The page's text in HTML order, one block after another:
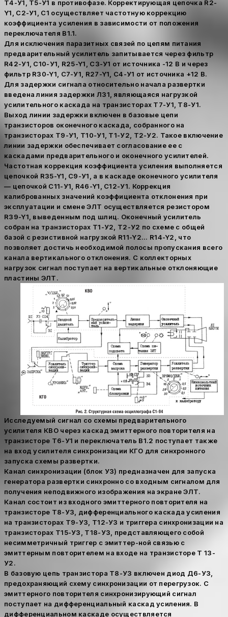
Т4-У1, Т5-У1 в противофазе. Корректирующая цепочка R2-
Y1, С2-У1, С1 осуществляет частотную коррекцию
коэффициента усиления в зависимости от положения
переключателя В1.1.
Для исключения паразитных связей по цепям питания
предварительный усилитель запитывается через фильтр
R42-У1, С10-У1, R25-Y1, СЗ-У1 от источника -12 В и через
фильтр R30-Y1, С7-У1, R27-Y1, С4-У1 от источника +12 В.
Для задержки сигнала относительно начала развертки
введена линия задержки Л31, являющаяся нагрузкой
усилительного каскада на транзисторах Т7-У1, Т8-У1.
Выход линии задержки включен в базовые цепи
транзисторов оконечного каскада, собранного на
транзисторах Т9-У1, Т10-У1, Т1-У2, Т2-У2. Такое включение
линии задержки обеспечивает согласование ее с
каскадами предварительного и оконечного усилителей.
Частотная коррекция коэффициента усиления выполняется
цепочкой R35-Y1, С9-У1, а в каскаде оконечного усилителя
— цепочкой С11-У1, R46-Y1, С12-У1. Коррекция
калиброванных значений коэффициента отклонения при
эксплуатации и смене ЭЛТ осуществляется резистором
R39-Y1, выведенным под шлиц. Оконечный усилитель
собран на транзисторах Т1-У2, Т2-У2 по схеме с общей
базой с резистивной нагрузкой R11-Y2... R14-Y2, что
позволяет достичь необходимой полосы пропускания всего
канала вертикального отклонения. С коллекторных
нагрузок сигнал поступает на вертикальные отклоняющие
пластины ЭЛТ.
Исследуемый сигнал со схемы предварительного
усилителя КВО через каскад эмиттерного повторителя на
транзисторе Т6-У1 и переключатель В1.2 поступает также
на вход усилителя синхронизации КГО для синхронного
запуска схемы развертки.
Канал синхронизации (блок УЗ) предназначен для запуска
генератора развертки синхронно со входным сигналом для
получения неподвижного изображения на экране ЭЛТ.
Канал состоит из входного эмиттерного повторителя на
транзисторе Т8-УЗ, дифференциального каскада усиления
на транзисторах Т9-УЗ, Т12-УЗ и триггера синхронизации на
транзисторах Т15-УЗ, Т18-УЗ, представляющего собой
несимметричный триггер с эмиттер-ной связью с
эмиттерным повторителем на входе на транзисторе Т 13-
У2.
В базовую цепь транзистора Т8-УЗ включен диод Д6-УЗ,
предохраняющий схему синхронизации от перегрузок. С
эмиттерного повторителя синхронизирующий сигнал
поступает на дифференциальный каскад усиления. В
дифференциальном каскаде осуществляется